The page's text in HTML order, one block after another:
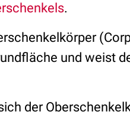
.
und weist
der